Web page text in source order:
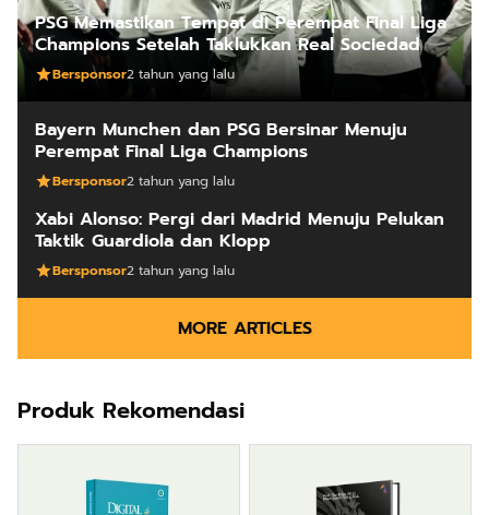
PSG Memastikan Tempat di Perempat Final Liga
Champions Setelah Taklukkan Real Sociedad
Bersponsor2 tahun yang lalu
Bayern Munchen dan PSG Bersinar Menuju
Perempat Final Liga Champions
Bersponsor2 tahun yang lalu
Xabi Alonso: Pergi dari Madrid Menuju Pelukan
Taktik Guardiola dan Klopp
Bersponsor2 tahun yang lalu
MORE ARTICLES
Produk Rekomendasi